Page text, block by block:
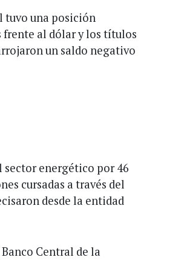
tuvo una posición
frente al dólar y los títulos
un saldo negativo
sector energético por 46
cursadas a través del
desde la entidad
Central de la